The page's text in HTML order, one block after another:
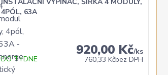
4PÓL, 63A
920,00 Kč/ks
760,33 Kčbez DPH
DO TÝDNE